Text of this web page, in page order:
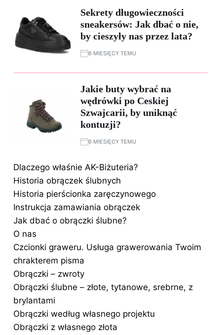
Sekrety długowieczności
sneakersów: Jak dbać o nie,
by cieszyły nas przez lata?
6 MIESIĘCY TEMU
Jakie buty wybrać na
wędrówki po Ceskiej
Szwajcarii, by uniknąć
kontuzji?
6 MIESIĘCY TEMU
Dlaczego właśnie AK-Biżuteria?
Historia obrączek ślubnych
Historia pierścionka zaręczynowego
Instrukcja zamawiania obrączek
Jak dbać o obrączki ślubne?
O nas
Czcionki graweru. Usługa grawerowania Twoim
chrakterem pisma
Obrączki – zwroty
Obrączki ślubne – złote, tytanowe, srebrne, z
brylantami
Obrączki według własnego projektu
Obrączki z własnego złota